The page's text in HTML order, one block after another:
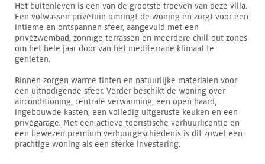
Het buitenleven is een van de grootste troeven van deze villa.
Een volwassen privétuin omringt de woning en zorgt voor een
intieme en ontspannen sfeer, aangevuld met een
privézwembad, zonnige terrassen en meerdere chill-out zones
om het hele jaar door van het mediterrane klimaat te
genieten.
Binnen zorgen warme tinten en natuurlijke materialen voor
een uitnodigende sfeer. Verder beschikt de woning over
airconditioning, centrale verwarming, een open haard,
ingebouwde kasten, een volledig uitgeruste keuken en een
privégarage. Met een actieve toeristische verhuurlicentie en
een bewezen premium verhuurgeschiedenis is dit zowel een
prachtige woning als een sterke investering.